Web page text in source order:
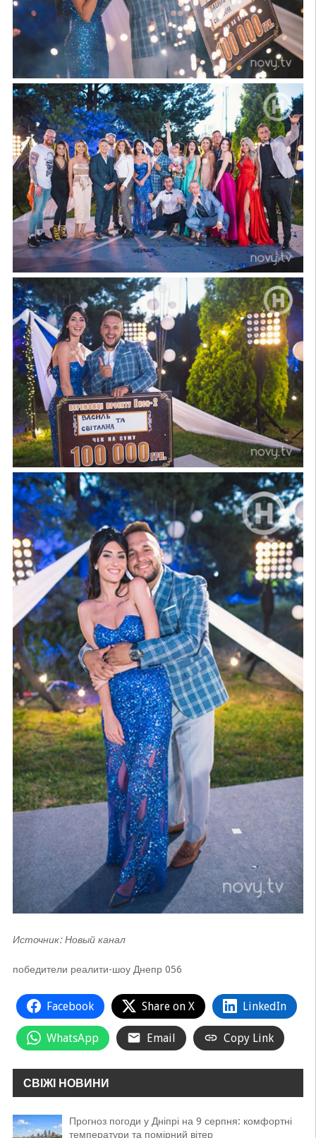
Источник: Новый канал
победители реалити-шоу Днепр 056
Facebook Share on X LinkedIn
WhatsApp Email Copy Link
СВІЖІ НОВИНИ
Прогноз погоди у Дніпрі на 9 серпня: комфортні
температури та помірний вітер